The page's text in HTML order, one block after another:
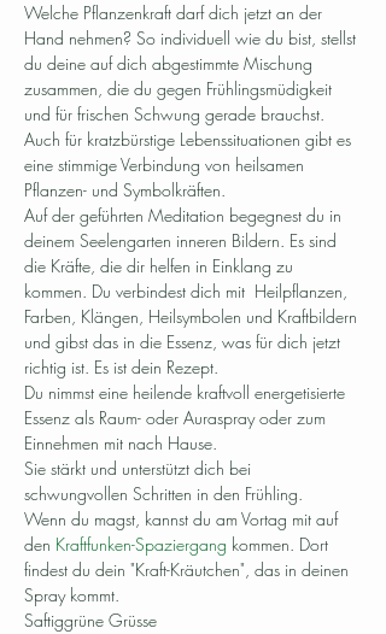
Welche Pflanzenkraft darf dich jetzt an der
Hand nehmen? So individuell wie du bist, stellst
du deine auf dich abgestimmte Mischung
zusammen, die du gegen Frühlingsmüdigkeit
und für frischen Schwung gerade brauchst.
Auch für kratzbürstige Lebenssituationen gibt es
eine stimmige Verbindung von heilsamen
Pflanzen- und Symbolkräften.
Auf der geführten Meditation begegnest du in
deinem Seelengarten inneren Bildern. Es sind
die Kräfte, die dir helfen in Einklang zu
kommen. Du verbindest dich mit  Heilpflanzen,
Farben, Klängen, Heilsymbolen und Kraftbildern
und gibst das in die Essenz, was für dich jetzt
richtig ist. Es ist dein Rezept.
Du nimmst eine heilende kraftvoll energetisierte
Essenz als Raum- oder Auraspray oder zum
Einnehmen mit nach Hause.
Sie stärkt und unterstützt dich bei
schwungvollen Schritten in den Frühling.
Wenn du magst, kannst du am Vortag mit auf
den Kraftfunken-Spaziergang kommen. Dort
findest du dein "Kraft-Kräutchen", das in deinen
Spray kommt.
Saftiggrüne Grüsse